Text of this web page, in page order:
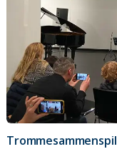
Trommesammenspil